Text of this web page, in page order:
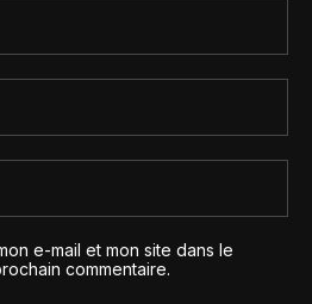
e-mail et mon site dans le
commentaire.